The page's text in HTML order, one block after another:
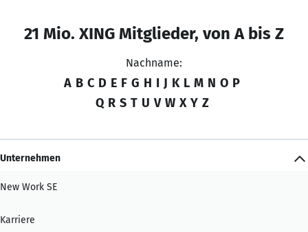
21 Mio. XING Mitglieder, von A bis Z
Nachname:
A B C D E F G H I J K L M N O P
Q R S T U V W X Y Z
Unternehmen
New Work SE
Karriere